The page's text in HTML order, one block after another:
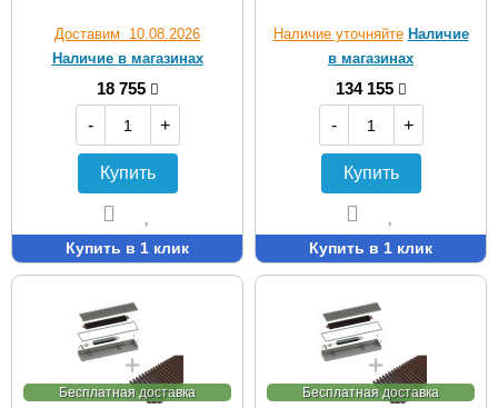
Доставим 10.08.2026
Наличие в магазинах
18 755
-
+
Купить
Купить в 1 клик
Наличие уточняйте Наличие
в магазинах
134 155
-
+
Купить
Купить в 1 клик
Бесплатная доставка
Бесплатная доставка